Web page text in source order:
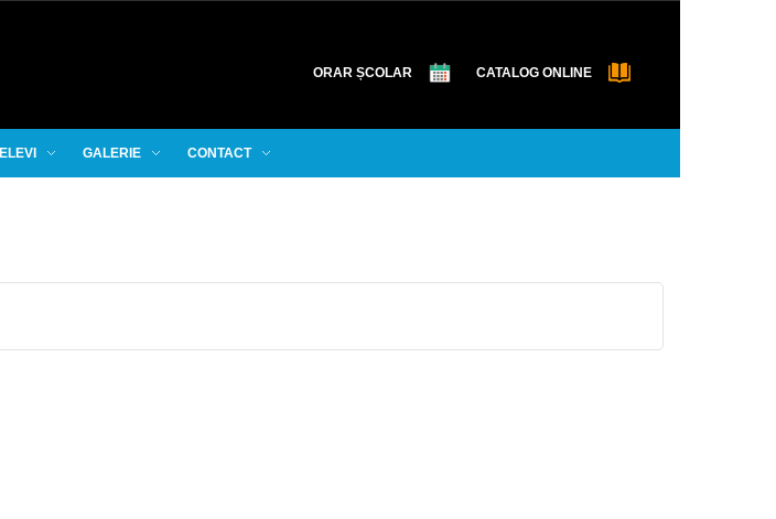
ORAR ȘCOLAR CATALOG ONLINE
ELEVI GALERIE CONTACT